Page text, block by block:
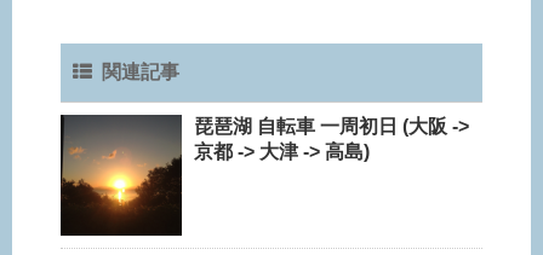
関連記事
琵琶湖 自転車 一周初日 (大阪 ->
京都 -> 大津 -> 高島)